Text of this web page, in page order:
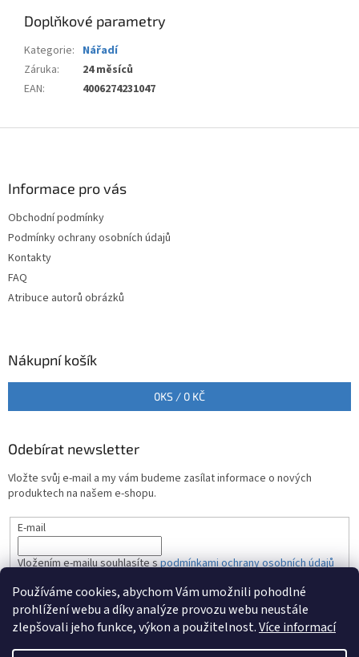
Používáme cookies, abychom Vám umožnili pohodlné
prohlížení webu a díky analýze provozu webu neustále
zlepšovali jeho funkce, výkon a použitelnost.Více informací
Doplňkové parametry
Kategorie: Nářadí
Záruka:
24 měsíců
EAN: 4006274231047
Informace pro vás
Obchodní podmínky
Podmínky ochrany osobních údajů
Kontakty
FAQ
Atribuce autorů obrázků
Nákupní košík
0KS / 0 KČ
Odebírat newsletter
Vložte svůj e-mail a my vám budeme zasílat informace o nových
produktech na našem e-shopu.
E-mail
Vložením e-mailu souhlasíte spodmínkami ochrany osobních údajů
PŘIHLÁSIT SE